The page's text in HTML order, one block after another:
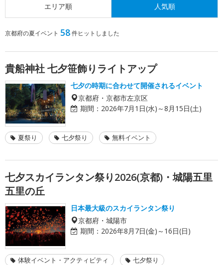
エリア順 人気順
京都府の夏イベント 58件ヒットしました
貴船神社 七夕笹飾りライトアップ
七夕の時期に合わせて開催されるイベント
京都府・京都市左京区
期間： 2026年7月1日(水)～8月15日(土)
夏祭り 七夕祭り 無料イベント
七夕スカイランタン祭り2026(京都)・城陽五里
五里の丘
日本最大級のスカイランタン祭り
京都府・城陽市
期間： 2026年8月7日(金)～16日(日)
体験イベント・アクティビティ 七夕祭り